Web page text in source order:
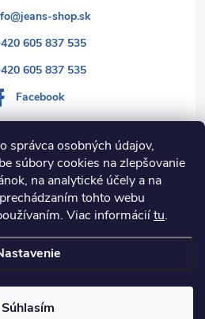
správca osobných údajov,
súbory cookies na zlepšovanie
na analytické účely a na
tohto webu
Viac informáciítu.
Súhlasím
@jeans-shop.sk
605 837 535
605 837 535
Facebook
cookies